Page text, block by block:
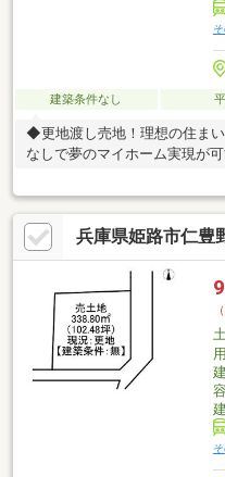
建築条件なし
◆更地渡し売地！理想の住まいを自
なしで夢のマイホーム実現が可
兵庫県姫路市仁豊